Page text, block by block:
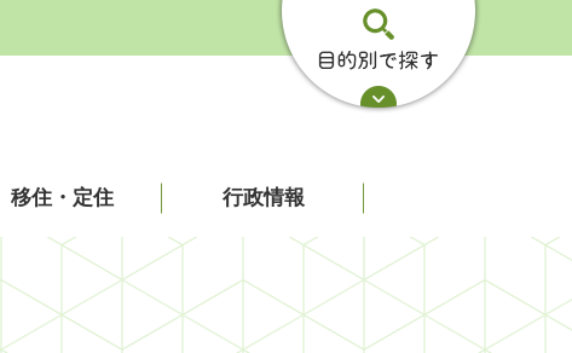
移住・定住 行政情報